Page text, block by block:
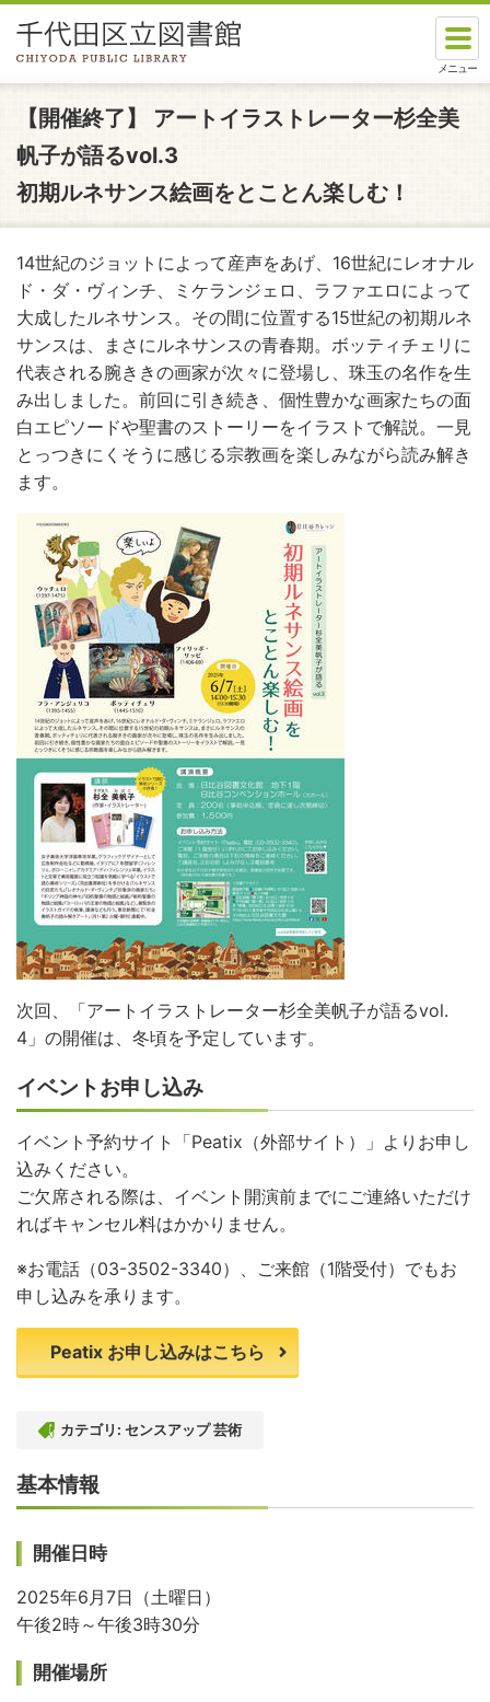
【開催終了】
アートイラストレーター杉全美
帆子が語るvol.3
初期ルネサンス絵画をとことん楽しむ！
14世紀のジョットによって産声をあげ、 16世紀にレオナル
ド・ダ・ヴィンチ、ミケランジェロ、ラファエロによって
大成したルネサンス。その間に位置する15世紀の初期ルネ
サンスは、まさにルネサンスの青春期。ボッティチェリに
代表される腕ききの画家が次々に登場し、珠玉の名作を生
み出しました。前回に引き続き、個性豊かな画家たちの面
白エピソードや聖書のストーリーをイラストで解説。一見
とっつきにくそうに感じる宗教画を楽しみながら読み解き
ます。
次回、「アートイラストレーター杉全美帆子が語るvol.
4」の開催は、冬頃を予定しています。
イベントお申し込み
イベント予約サイト「Peatix（外部サイト）」よりお申し
込みください。
ご欠席される際は、イベント開演前までにご連絡いただけ
ればキャンセル料はかかりません。
※お電話（03-3502-3340）、ご来館（1階受付）でもお
申し込みを承ります。
Peatix お申し込みはこちら
カテゴリ: センスアップ 芸術
基本情報
開催日時
2025年6月7日（土曜日）
午後2時～午後3時30分
開催場所